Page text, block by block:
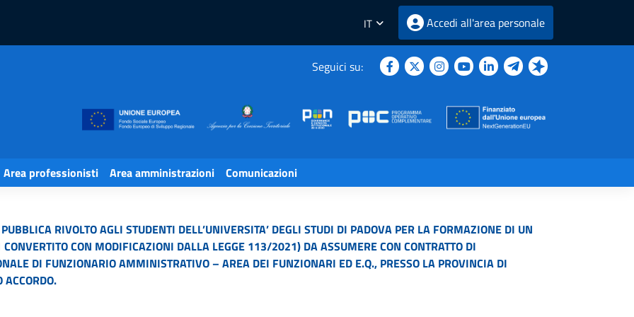
IT Accedi all'area personale
Seguici su:
Area professionisti Area amministrazioni Comunicazioni
RIVOLTO AGLI STUDENTI DELL’UNIVERSITA’ DEGLI STUDI DI PADOVA PER LA FORMAZIONE DI UN
CON MODIFICAZIONI DALLA LEGGE 113/2021) DA ASSUMERE CON CONTRATTO DI
DI FUNZIONARIO AMMINISTRATIVO – AREA DEI FUNZIONARI ED E.Q., PRESSO LA PROVINCIA DI